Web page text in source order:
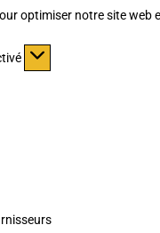
optimiser notre site web